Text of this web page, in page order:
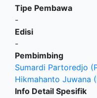
Tipe Pembawa
-
Edisi
-
Pembimbing
Sumardi Partoredjo
Hikmahanto Juwana
Info Detail Spesifik